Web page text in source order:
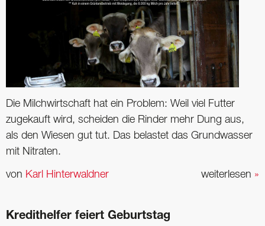
Die Milchwirtschaft hat ein Problem: Weil viel Futter
zugekauft wird, scheiden die Rinder mehr Dung aus,
als den Wiesen gut tut. Das belastet das Grundwasser
mit Nitraten.
weiterlesen »
von Karl Hinterwaldner
Kredithelfer feiert Geburtstag